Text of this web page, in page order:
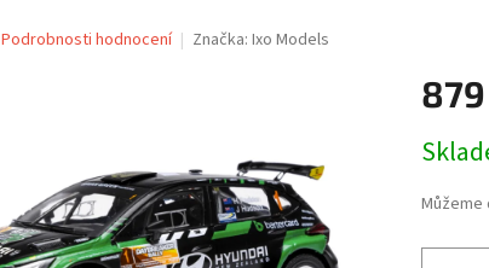
Podrobnosti hodnocení Značka: Ixo Models
cena:
Můžeme